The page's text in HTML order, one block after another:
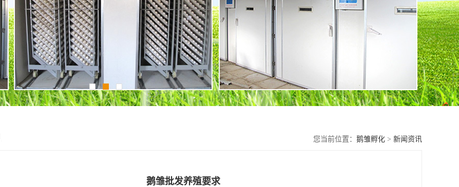
您当前位置： 鹅雏孵化 > 新闻资讯
鹅雏批发养殖要求